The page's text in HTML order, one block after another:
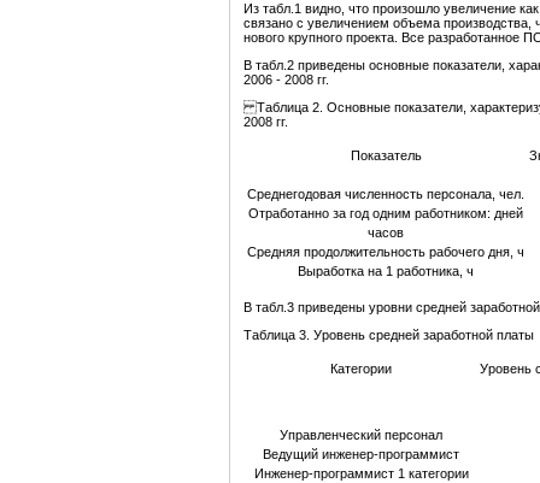
Из табл.1 видно, что произошло увеличение
связано с увеличением объема
нового крупного проекта. Все разработанное
В табл.2 приведены основные показатели,
2006 - 2008 гг.
Таблица 2. Основные показатели,
2008 гг.
Показатель
Среднегодовая численность персонала, чел.
Отработанно за год одним работником: дней
часов
Средняя продолжительность рабочего дня, ч
Выработка на 1 работника, ч
В табл.3 приведены уровни средней
Таблица 3. Уровень средней заработной платы
Категории Уровень
Управленческий персонал
Ведущий инженер-программист
Инженер-программист 1 категории